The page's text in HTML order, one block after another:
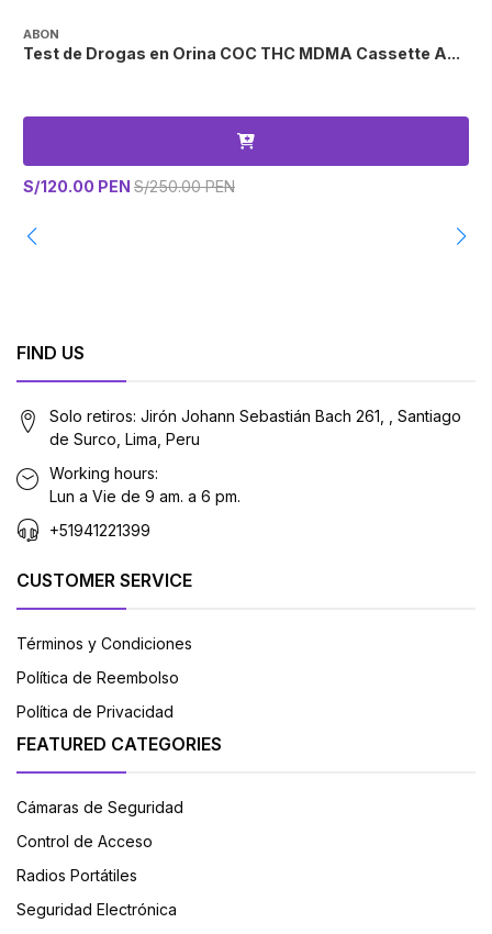
ABON
Test de Drogas en Orina COC THC MDMA Cassette A...
S/120.00 PEN S/250.00 PEN
FIND US
Solo retiros: Jirón Johann Sebastián Bach 261, , Santiago
de Surco, Lima, Peru
Working hours:
Lun a Vie de 9 am. a 6 pm.
+51941221399
CUSTOMER SERVICE
Términos y Condiciones
Política de Reembolso
Política de Privacidad
FEATURED CATEGORIES
Cámaras de Seguridad
Control de Acceso
Radios Portátiles
Seguridad Electrónica